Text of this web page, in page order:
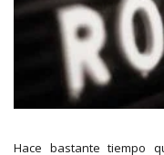
Hace bastante tiempo